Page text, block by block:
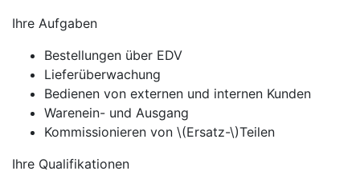
Ihre Aufgaben
Bestellungen über EDV
Lieferüberwachung
Bedienen von externen und internen Kunden
Warenein- und Ausgang
Kommissionieren von \(Ersatz-\)Teilen
Ihre Qualifikationen